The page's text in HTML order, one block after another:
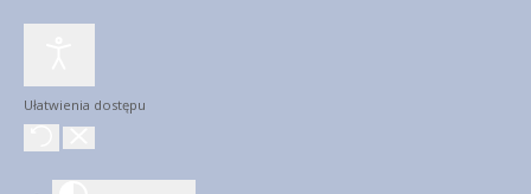
Ułatwienia dostępu